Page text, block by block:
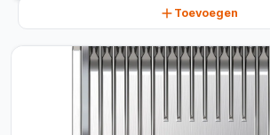
Toevoegen